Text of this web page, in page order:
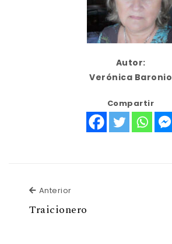
Autor:
Verónica Baronio
Compartir
AnteriorAnterior
Traicionero